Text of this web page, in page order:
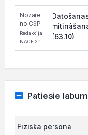
Nozare
no CSP
Redakcija
NACE 2.1
(63.10)
Patiesie
Fiziska persona